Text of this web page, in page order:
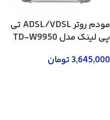
مودم روتر ADSL/VDSL تی
پی لینک مدل TD-W9950
3,645,000تومان